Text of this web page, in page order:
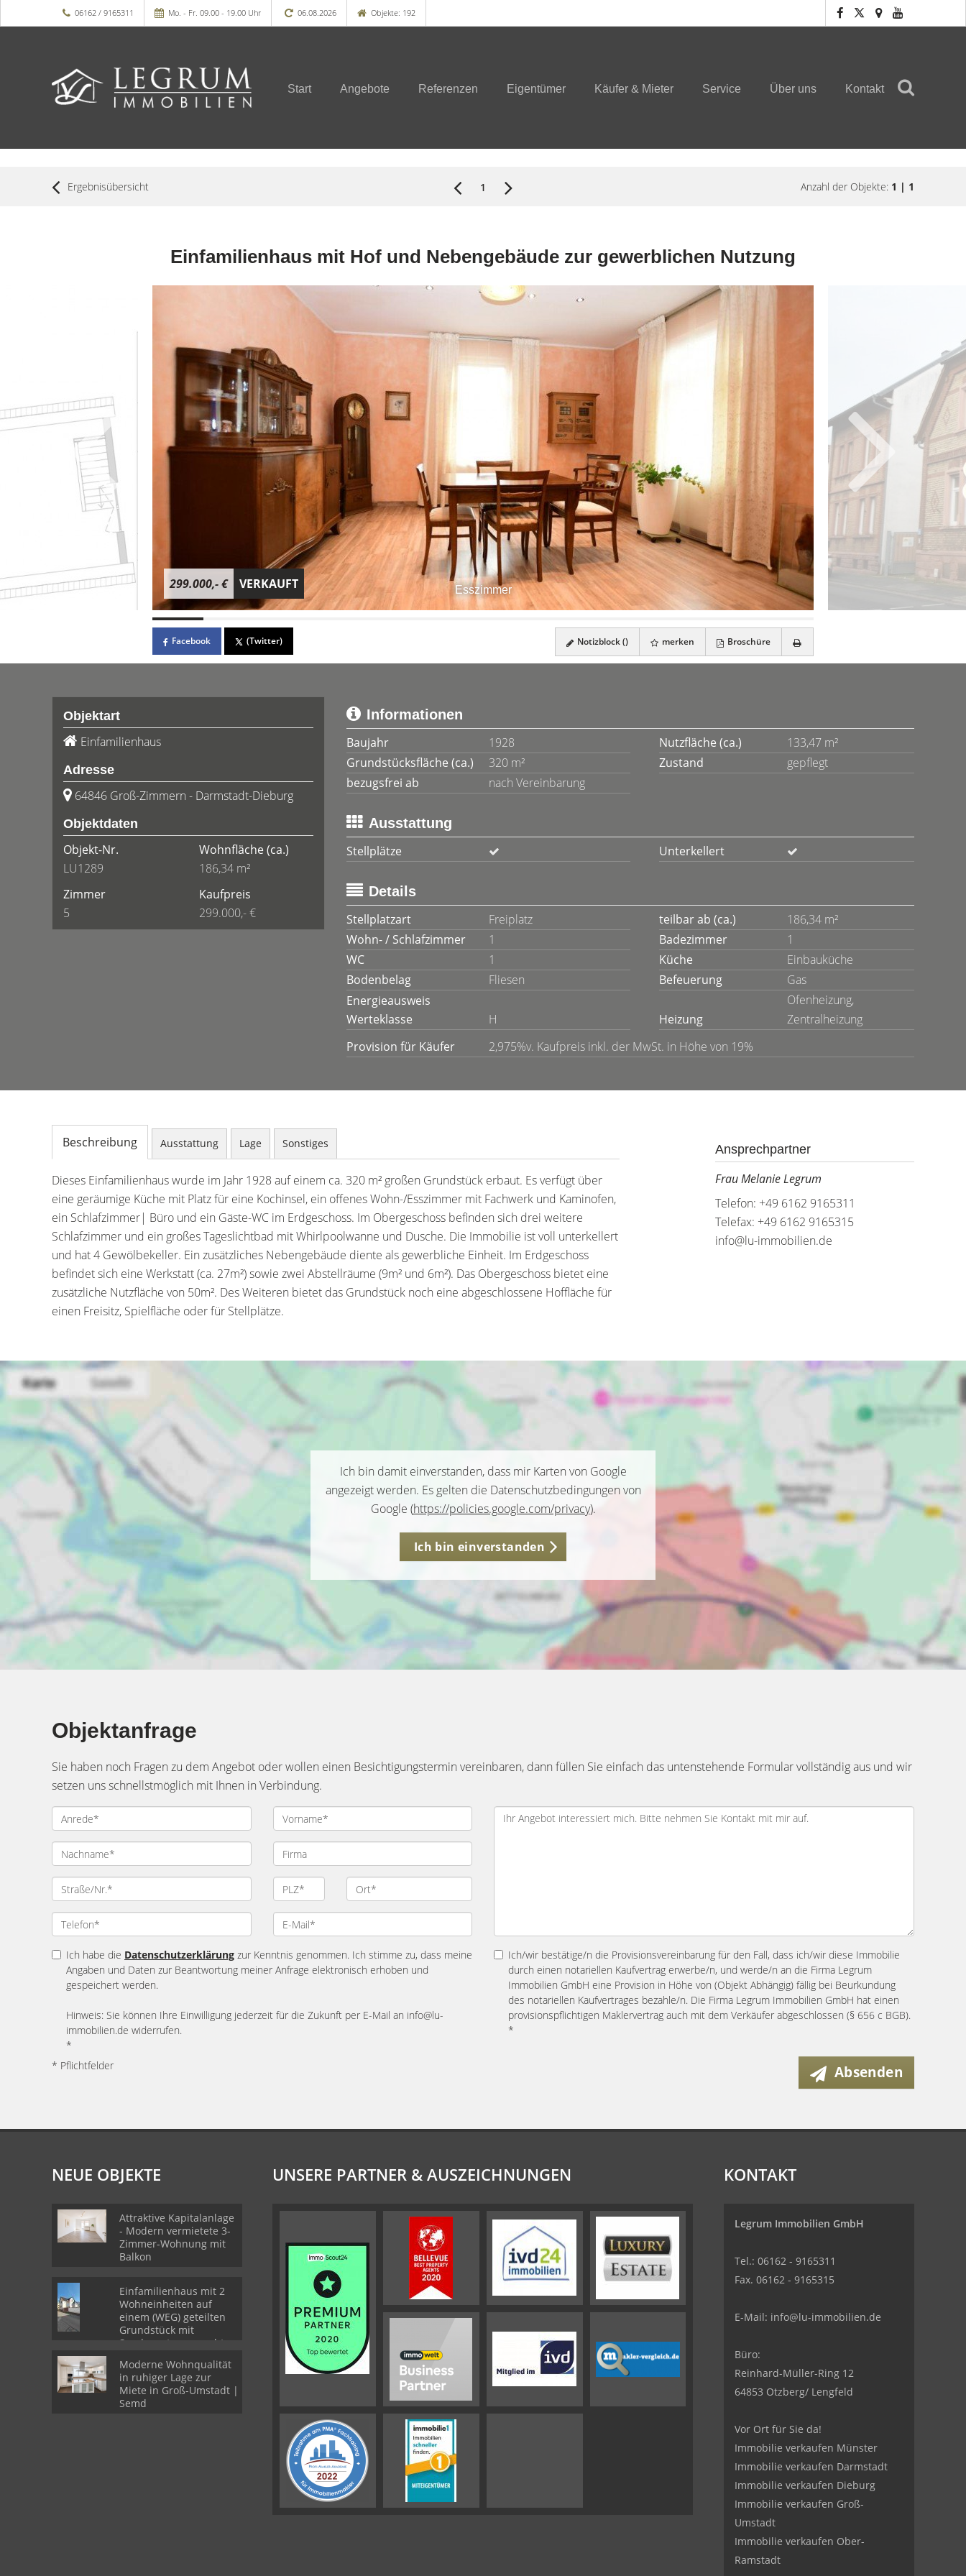
06162 / 9165311 Mo. - Fr. 09.00 - 19.00 Uhr 06.08.2026 Objekte: 192
Start Angebote Referenzen Eigentümer Käufer & Mieter Service Über uns Kontakt
Ergebnisübersicht 1 Anzahl der Objekte: 1 | 1
Einfamilienhaus mit Hof und Nebengebäude zur gewerblichen Nutzung
Esszimmer
299.000,- € VERKAUFT
Facebook (Twitter) Notizblock () merken Broschüre
Objektart
Einfamilienhaus
Adresse
64846 Groß-Zimmern - Darmstadt-Dieburg
Objektdaten
Objekt-Nr.
LU1289
Wohnfläche(ca.)
186,34 m²
Zimmer
5
Kaufpreis
299.000,- €
Informationen
Baujahr
1928 Nutzfläche (ca.)
133,47 m²
Grundstücksfläche (ca.)
320 m² Zustand
gepflegt
bezugsfrei ab
nach Vereinbarung
Ausstattung
Stellplätze
Unterkellert
Details
Stellplatzart
Freiplatz teilbar ab (ca.)
186,34 m²
Wohn- / Schlafzimmer
1 Badezimmer
1
WC
1 Küche
Einbauküche
Bodenbelag
Fliesen Befeuerung
Gas
Energieausweis
Werteklasse
H Heizung
Ofenheizung,
Zentralheizung
Provision für Käufer
2,975%v. Kaufpreis inkl. der MwSt. in Höhe von 19%
Beschreibung Ausstattung Lage Sonstiges
Dieses Einfamilienhaus wurde im Jahr 1928 auf einem ca. 320 m² großen Grundstück erbaut. Es verfügt über
eine geräumige Küche mit Platz für eine Kochinsel, ein offenes Wohn-/Esszimmer mit Fachwerk und Kaminofen,
ein Schlafzimmer| Büro und ein Gäste-WC im Erdgeschoss. Im Obergeschoss befinden sich drei weitere
Schlafzimmer und ein großes Tageslichtbad mit Whirlpoolwanne und Dusche. Die Immobilie ist voll unterkellert
und hat 4 Gewölbekeller. Ein zusätzliches Nebengebäude diente als gewerbliche Einheit. Im Erdgeschoss
befindet sich eine Werkstatt (ca. 27m²) sowie zwei Abstellräume (9m² und 6m²). Das Obergeschoss bietet eine
zusätzliche Nutzfläche von 50m². Des Weiteren bietet das Grundstück noch eine abgeschlossene Hoffläche für
einen Freisitz, Spielfläche oder für Stellplätze.
Ansprechpartner
Frau Melanie Legrum
Telefon: +49 6162 9165311
Telefax: +49 6162 9165315
info@lu-immobilien.de
Ich bin damit einverstanden, dass mir Karten von Google
angezeigt werden. Es gelten die Datenschutzbedingungen von
Google (https://policies.google.com/privacy).
Ich bin einverstanden
Objektanfrage
Sie haben noch Fragen zu dem Angebot oder wollen einen Besichtigungstermin vereinbaren, dann füllen Sie einfach das untenstehende Formular vollständig aus und wir
setzen uns schnellstmöglich mit Ihnen in Verbindung.
Ich habe die Datenschutzerklärung zur Kenntnis genommen. Ich stimme zu, dass meine
Angaben und Daten zur Beantwortung meiner Anfrage elektronisch erhoben und
gespeichert werden.
Hinweis: Sie können Ihre Einwilligung jederzeit für die Zukunft per E-Mail an info@lu-
immobilien.de widerrufen.
*
Ich/wir bestätige/n die Provisionsvereinbarung für den Fall, dass ich/wir diese Immobilie
durch einen notariellen Kaufvertrag erwerbe/n, und werde/n an die Firma Legrum
Immobilien GmbH eine Provision in Höhe von (Objekt Abhängig) fällig bei Beurkundung
des notariellen Kaufvertrages bezahle/n. Die Firma Legrum Immobilien GmbH hat einen
provisionspflichtigen Maklervertrag auch mit dem Verkäufer abgeschlossen (§ 656 c BGB).
*
* Pflichtfelder Absenden
NEUE OBJEKTE
Attraktive Kapitalanlage
- Modern vermietete 3-
Zimmer-Wohnung mit
Balkon
Einfamilienhaus mit 2
Wohneinheiten auf
einem (WEG) geteilten
Grundstück mit
Sondernutzungsrechten
Moderne Wohnqualität
in ruhiger Lage zur
Miete in Groß-Umstadt |
Semd
UNSERE PARTNER & AUSZEICHNUNGEN KONTAKT
Legrum Immobilien GmbH
Tel.: 06162 - 9165311
Fax. 06162 - 9165315
E-Mail: info@lu-immobilien.de
Büro:
Reinhard-Müller-Ring 12
64853 Otzberg/ Lengfeld
Vor Ort für Sie da!
Immobilie verkaufen Münster
Immobilie verkaufen Darmstadt
Immobilie verkaufen Dieburg
Immobilie verkaufen Groß-
Umstadt
Immobilie verkaufen Ober-
Ramstadt